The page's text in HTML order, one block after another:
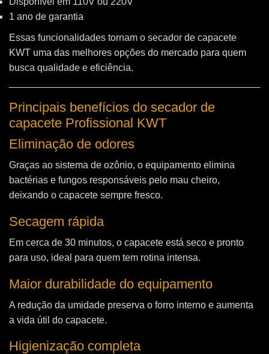
1 ano de garantia
Essas funcionalidades tornam o secador de capacete
KWT uma das melhores opções do mercado para quem
busca qualidade e eficiência.
Principais benefícios do secador de
capacete Profissional KWT
Eliminação de odores
Graças ao sistema de ozônio, o equipamento elimina
bactérias e fungos responsáveis pelo mau cheiro,
deixando o capacete sempre fresco.
Secagem rápida
Em cerca de 30 minutos, o capacete está seco e pronto
para uso, ideal para quem tem rotina intensa.
Maior durabilidade do equipamento
A redução da umidade preserva o forro interno e aumenta
a vida útil do capacete.
Higienização completa